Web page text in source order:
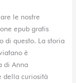
le nostre
epub gratis
di questo. La storia
è
di Anna
della curiosità